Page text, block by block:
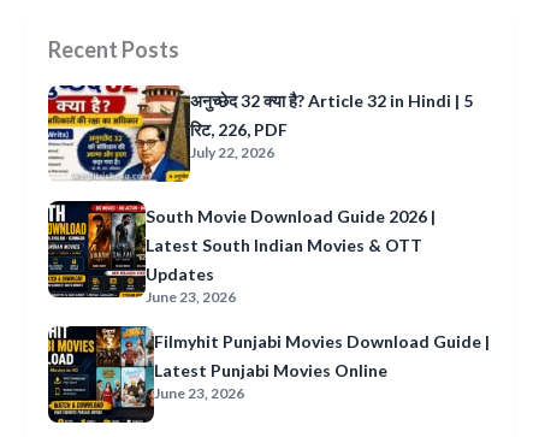
Recent Posts
अनुच्छेद 32 क्या है? Article 32 in Hindi | 5
रिट, 226, PDF
July 22, 2026
South Movie Download Guide 2026 |
Latest South Indian Movies & OTT
Updates
June 23, 2026
Filmyhit Punjabi Movies Download Guide |
Latest Punjabi Movies Online
June 23, 2026